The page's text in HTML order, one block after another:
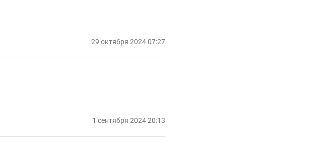
29 октября 2024 07:27
1 сентября 2024 20:13